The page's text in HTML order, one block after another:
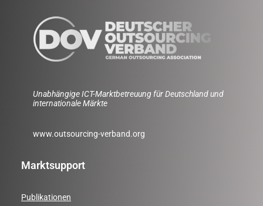
Unabhängige ICT-Marktbetreuung für Deutschland und
internationale Märkte
www.outsourcing-verband.org
Marktsupport
Publikationen